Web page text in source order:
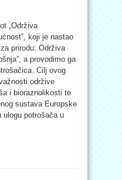
„Održiva
koji je nastao
prirodu: Održiva
a provodimo ga
Cilj ovog
održive
i bioraznolikosti te
sustava Europske
ulogu potrošača u